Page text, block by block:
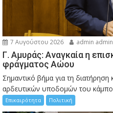
7 Αυγούστου 2026 admin admin
Γ. Αμυράς: Αναγκαία η
φράγματος Αώου
Σημαντικό βήμα για τη
αρδευτικών υποδομών του
Επικαιρότητα Πολιτική